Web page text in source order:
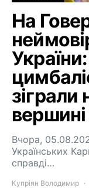
На
зіграли
Вчора,
Українських
справді…
Купріян Володимир